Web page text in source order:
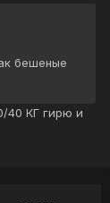
бешеные
40 КГ гирю и